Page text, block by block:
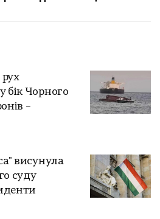
бік Чорного
–
висунула
суду